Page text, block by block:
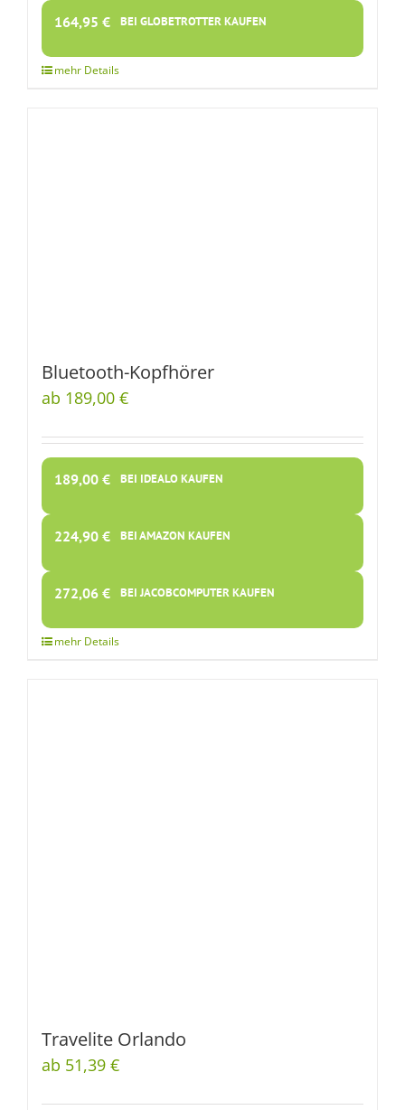
164,95 € BEI GLOBETROTTER KAUFEN
Bluetooth-Kopfhörer
ab 189,00 €
189,00 € BEI IDEALO KAUFEN
224,90 € BEI AMAZON KAUFEN
272,06 € BEI JACOBCOMPUTER KAUFEN
Travelite Orlando
ab 51,39 €